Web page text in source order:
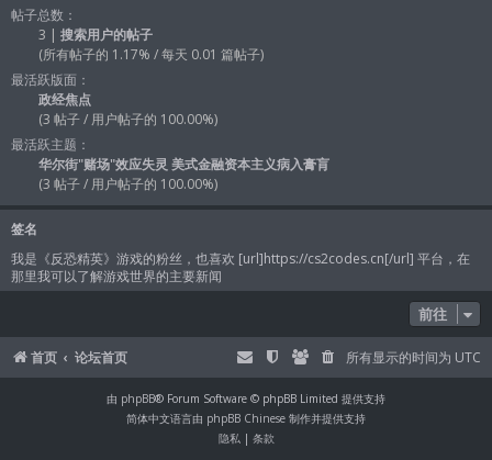
帖子总数：
3 | 搜索用户的帖子
(所有帖子的 1.17% / 每天 0.01 篇帖子)
最活跃版面：
政经焦点
(3 帖子 / 用户帖子的 100.00%)
最活跃主题：
华尔街"赌场"效应失灵 美式金融资本主义病入膏肓
(3 帖子 / 用户帖子的 100.00%)
签名
我是《反恐精英》游戏的粉丝，也喜欢 [url]https://cs2codes.cn[/url] 平台，在
那里我可以了解游戏世界的主要新闻
前往
首页 论坛首页 所有显示的时间为 UTC
由 phpBB® Forum Software © phpBB Limited 提供支持
简体中文语言由 phpBB Chinese 制作并提供支持
隐私| 条款